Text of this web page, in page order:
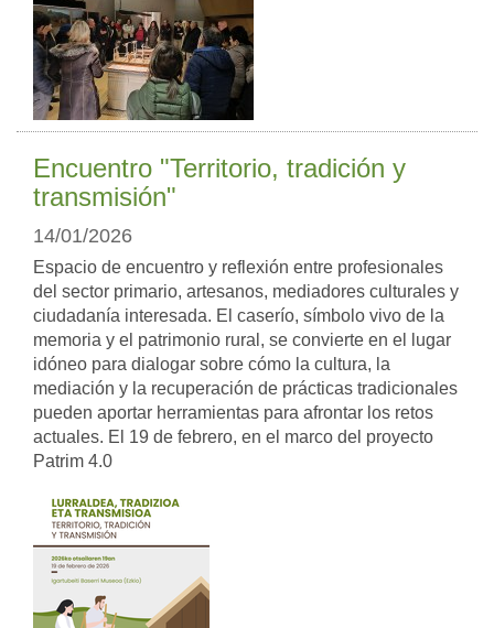
Encuentro "Territorio, tradición y
transmisión"
14/01/2026
Espacio de encuentro y reflexión entre profesionales
del sector primario, artesanos, mediadores culturales y
ciudadanía interesada. El caserío, símbolo vivo de la
memoria y el patrimonio rural, se convierte en el lugar
idóneo para dialogar sobre cómo la cultura, la
mediación y la recuperación de prácticas tradicionales
pueden aportar herramientas para afrontar los retos
actuales. El 19 de febrero, en el marco del proyecto
Patrim 4.0